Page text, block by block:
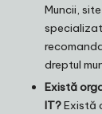
Muncii,
dreptul
Există
IT?Există